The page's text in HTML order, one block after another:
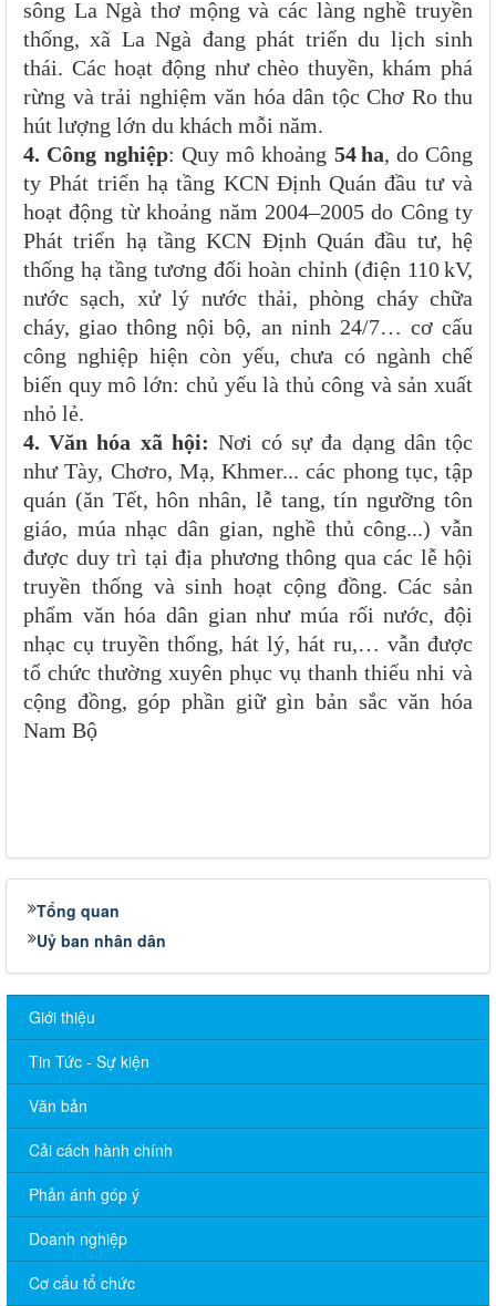
sông La Ngà thơ mộng và các làng nghề truyền
thống, xã La Ngà đang phát triển du lịch sinh
thái. Các hoạt động như chèo thuyền, khám phá
rừng và trải nghiệm văn hóa dân tộc Chơ Ro thu
hút lượng lớn du khách mỗi năm.
4. Công nghiệp: Quy mô khoảng 54 ha, do Công
ty Phát triển hạ tầng KCN Định Quán đầu tư và
hoạt động từ khoảng năm 2004–2005 do Công ty
Phát triển hạ tầng KCN Định Quán đầu tư, hệ
thống hạ tầng tương đối hoàn chỉnh (điện 110 kV,
nước sạch, xử lý nước thải, phòng cháy chữa
cháy, giao thông nội bộ, an ninh 24/7… cơ cấu
công nghiệp hiện còn yếu, chưa có ngành chế
biến quy mô lớn: chủ yếu là thủ công và sản xuất
nhỏ lẻ.
4. Văn hóa xã hội: Nơi có sự đa dạng dân tộc
như Tày, Chơro, Mạ, Khmer... các phong tục, tập
quán (ăn Tết, hôn nhân, lễ tang, tín ngưỡng tôn
giáo, múa nhạc dân gian, nghề thủ công...) vẫn
được duy trì tại địa phương thông qua các lễ hội
truyền thống và sinh hoạt cộng đồng. Các sản
phẩm văn hóa dân gian như múa rối nước, đội
nhạc cụ truyền thống, hát lý, hát ru,… vẫn được
tổ chức thường xuyên phục vụ thanh thiếu nhi và
cộng đồng, góp phần giữ gìn bản sắc văn hóa
Nam Bộ
Tổng quan
Uỷ ban nhân dân
Giới thiệu
Tin Tức - Sự kiện
Văn bản
Cải cách hành chính
Phản ánh góp ý
Doanh nghiệp
Cơ cấu tổ chức
LỊCH CÔNG TÁC TUẦN CỦA LÃNH ĐẠO UBND XÃ (Từ ngày
03/8/2026 đến ngày 08/8/2026)
CHƯƠNG TRÌNH LÀM VIỆC TUẦN CỦA THƯỜNG TRỰC
ĐẢNG ỦY (Từ ngày 03/8/2026 đến 07/8/2026)
LỊCH CÔNG TÁC TUẦN CỦA LÃNH ĐẠO UBND XÃ (Từ ngày